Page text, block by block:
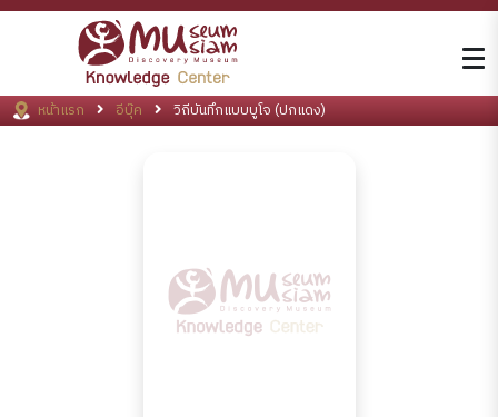
หน้าแรก อีบุ๊ค วิถีบันทึกแบบบูโจ (ปกแดง)